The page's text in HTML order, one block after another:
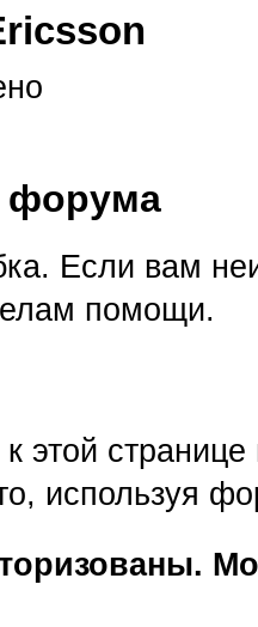
форума
Если вам
помощи.
к этой
используя